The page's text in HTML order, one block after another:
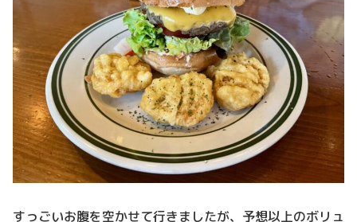
すっごいお腹を空かせて行きましたが、予想以上のボリュ